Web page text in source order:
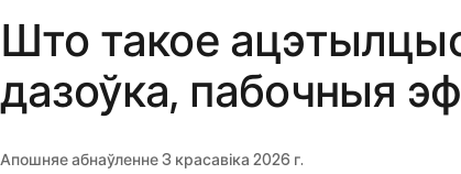
Што такое
дазоўка, пабочныя
Апошняе абнаўленне3 красавіка 2026 г.